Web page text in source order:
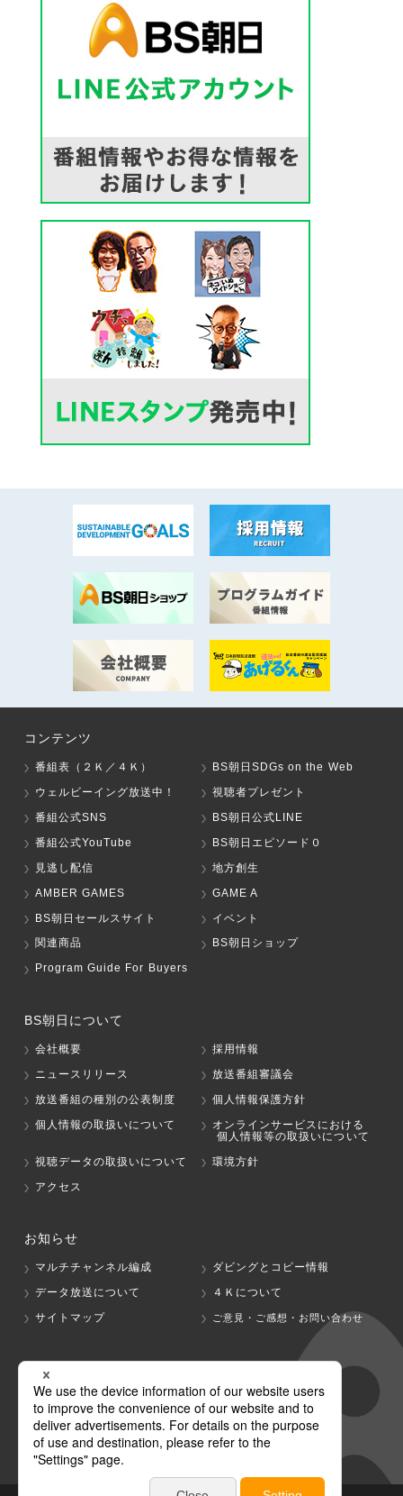
コンテンツ
番組表（２Ｋ／４Ｋ）
BS朝日SDGs on the Web
ウェルビーイング放送中！
視聴者プレゼント
番組公式SNS
BS朝日公式LINE
番組公式YouTube
BS朝日エピソード０
見逃し配信
地方創生
AMBER GAMES
GAME A
BS朝日セールスサイト
イベント
関連商品
BS朝日ショップ
Program Guide For Buyers
BS朝日について
会社概要
採用情報
ニュースリリース
放送番組審議会
放送番組の種別の公表制度
個人情報保護方針
個人情報の取扱いについて
オンラインサービスにおける
個人情報等の取扱いについて
視聴データの取扱いについて
環境方針
アクセス
お知らせ
マルチチャンネル編成
ダビングとコピー情報
データ放送について
４Ｋについて
サイトマップ
ご意見・ご感想・お問い合わせ
グループ会社
テレビ朝日 テレ朝チャンネル